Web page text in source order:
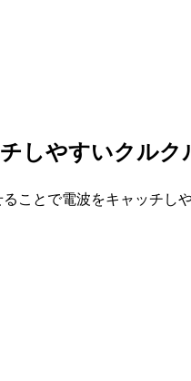
しやすいクルク
ことで電波をキャッチし